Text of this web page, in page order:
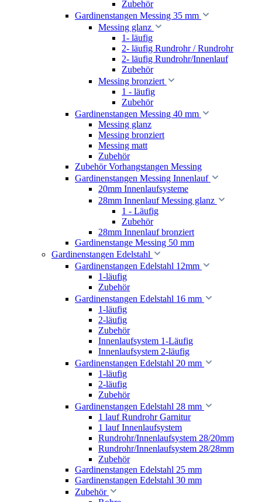
Zubehör
Gardinenstangen Messing 35 mm
Messing glanz
1- läufig
2- läufig Rundrohr / Rundrohr
2- läufig Rundrohr/Innenlauf
Zubehör
Messing bronziert
1 - läufig
Zubehör
Gardinenstangen Messing 40 mm
Messing glanz
Messing bronziert
Messing matt
Zubehör
Zubehör Vorhangstangen Messing
Gardinenstangen Messing Innenlauf
20mm Innenlaufsysteme
28mm Innenlauf Messing glanz
1 - Läufig
Zubehör
28mm Innenlauf bronziert
Gardinenstange Messing 50 mm
Gardinenstangen Edelstahl
Gardinenstangen Edelstahl 12mm
1-läufig
Zubehör
Gardinenstangen Edelstahl 16 mm
1-läufig
2-läufig
Zubehör
Innenlaufsystem 1-Läufig
Innenlaufsystem 2-läufig
Gardinenstangen Edelstahl 20 mm
1-läufig
2-läufig
Zubehör
Gardinenstangen Edelstahl 28 mm
1 lauf Rundrohr Garnitur
1 lauf Innenlaufsystem
Rundrohr/Innenlaufsystem 28/20mm
Rundrohr/Innenlaufsystem 28/28mm
Zubehör
Gardinenstangen Edelstahl 25 mm
Gardinenstangen Edelstahl 30 mm
Zubehör